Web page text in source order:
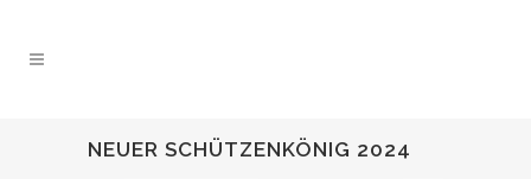
NEUER SCHÜTZENKÖNIG 2024